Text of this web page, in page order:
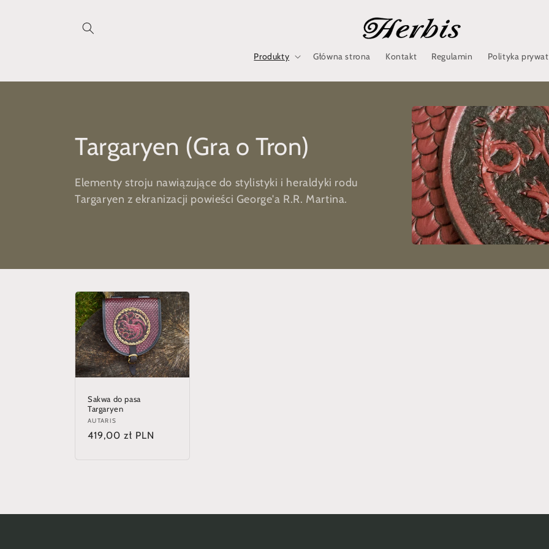
Produkty Główna strona Kontakt Regulamin Polityka
K
o
l
k
c
j
a
Targaryen (Gra o Tron)
Elementy stroju nawiązujące do stylistyki i heraldyki rodu
Targaryen z ekranizacji powieści George'a R.R. Martina.
Sakwa do pasa
Targaryen
Dostawca:
AUTARIS
Cena
419,00 zł PLN